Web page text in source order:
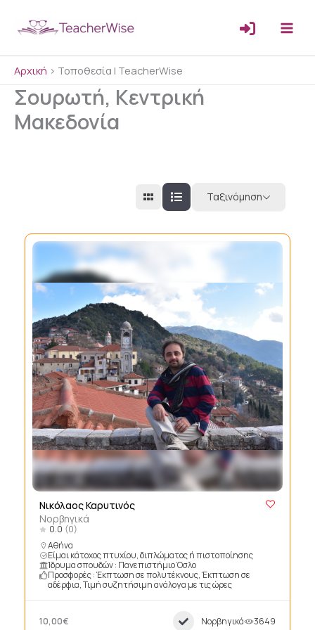
Αρχική > Τοποθεσία | TeacherWise
Σουρωτή, Κεντρική
Μακεδονία
Ταξινόμηση
Νικόλαος Καρυτινός
Νορβηγικά
0.0 (0)
Αθήνα
Είμαι κάτοχος πτυχίου, διπλώματος ή πιστοποίησης
Ίδρυμα σπουδών : Πανεπιστήμιο Όσλο
Προσφορές : Έκπτωση σε πολυτέκνους, Έκπτωση σε
αδέρφια, Τιμή συζητήσιμη ανάλογα με τις ώρες
10,00€ Νορβηγικά 3649